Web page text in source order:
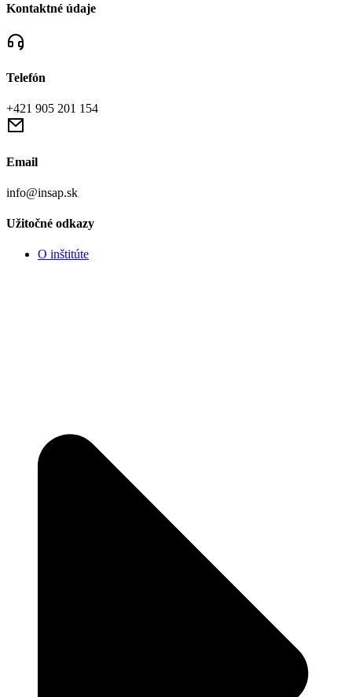
Kontaktné údaje
Telefón
+421 905 201 154
Email
info@insap.sk
Užitočné odkazy
O inštitúte